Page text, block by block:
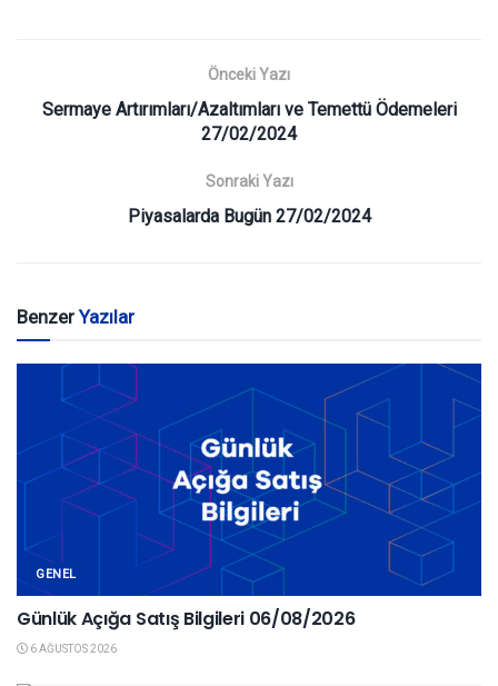
Önceki Yazı
Sermaye Artırımları/Azaltımları ve Temettü Ödemeleri
27/02/2024
Sonraki Yazı
Piyasalarda Bugün 27/02/2024
BenzerYazılar
GENEL
Günlük Açığa Satış Bilgileri 06/08/2026
6 AĞUSTOS 2026